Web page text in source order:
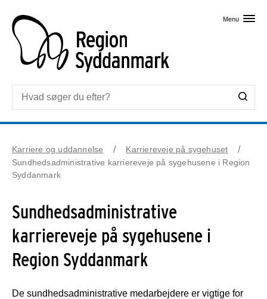
Menu
Karriere og uddannelse
Karriereveje på sygehuset
Sundhedsadministrative karriereveje på sygehusene i Region
Syddanmark
Sundhedsadministrative
karriereveje på sygehusene i
Region Syddanmark
De sundhedsadministrative medarbejdere er vigtige for